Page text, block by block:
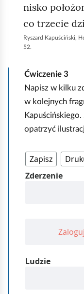
nisko
co trzecie
Ryszard Kapuściński,
52.
Ćwiczenie 3
Napisz w kilku
w kolejnych
opatrzyć
a